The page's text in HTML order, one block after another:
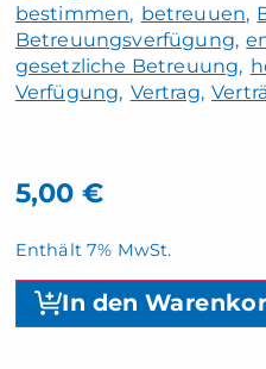
bestimmen betreuuen
Betreuungsverfügung
gesetzliche Betreuung
Verfügung Vertrag
5,00 €
Enthält 7% MwSt.
In den